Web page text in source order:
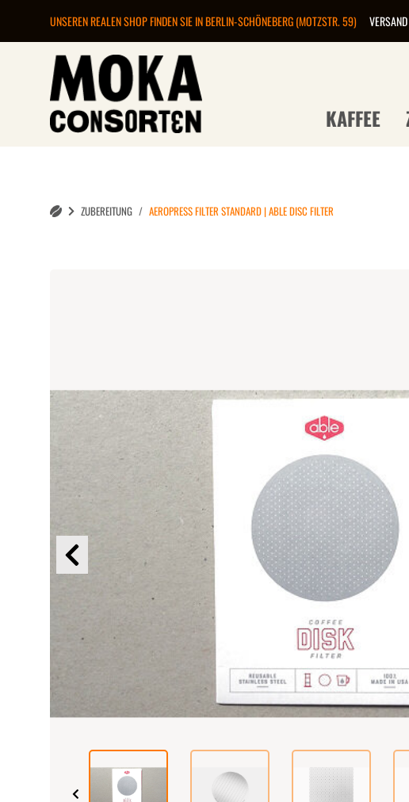
UNSEREN REALEN SHOP FINDEN SIE IN BERLIN-SCHÖNEBERG (MOTZSTR. 59)
KAFFEE
ZUBEREITUNG AEROPRESS FILTER STANDARD | ABLE DISC FILTER